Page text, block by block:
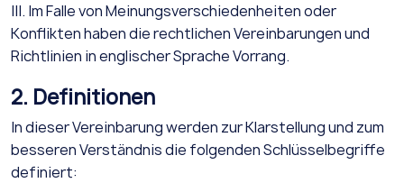
III. Im Falle von Meinungsverschiedenheiten oder
Konflikten haben die rechtlichen Vereinbarungen und
Richtlinien in englischer Sprache Vorrang.
2. Definitionen
In dieser Vereinbarung werden zur Klarstellung und zum
besseren Verständnis die folgenden Schlüsselbegriffe
definiert: